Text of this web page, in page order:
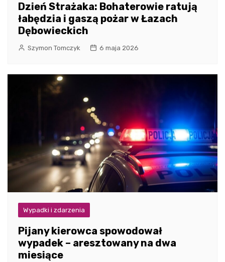
Dzień Strażaka: Bohaterowie ratują
łabędzia i gaszą pożar w Łazach
Dębowieckich
Szymon Tomczyk 6 maja 2026
Wypadki i zdarzenia
Pijany kierowca spowodował
wypadek – aresztowany na dwa
miesiące